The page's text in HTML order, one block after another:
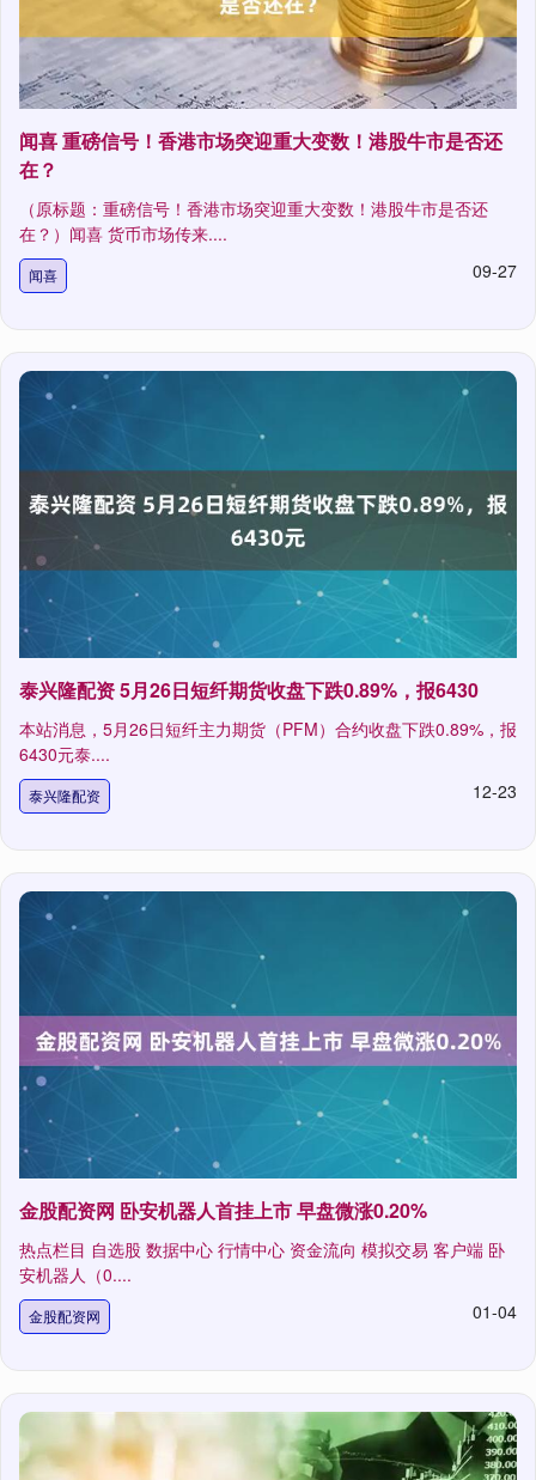
闻喜 重磅信号！香港市场突迎重大变数！港股牛市是否还
在？
（原标题：重磅信号！香港市场突迎重大变数！港股牛市是否还
在？）闻喜 货币市场传来....
闻喜 09-27
泰兴隆配资 5月26日短纤期货收盘下跌0.89%，报6430
本站消息，5月26日短纤主力期货（PFM）合约收盘下跌0.89%，报
6430元泰....
泰兴隆配资 12-23
金股配资网 卧安机器人首挂上市 早盘微涨0.20%
热点栏目 自选股 数据中心 行情中心 资金流向 模拟交易 客户端 卧
安机器人（0....
金股配资网 01-04